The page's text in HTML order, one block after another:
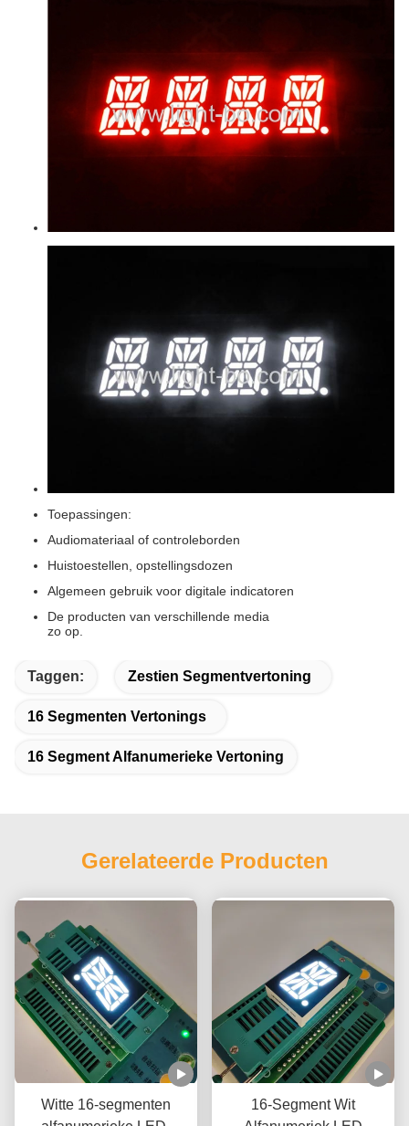
Toepassingen:
Audiomateriaal of controleborden
Huistoestellen, opstellingsdozen
Algemeen gebruik voor digitale indicatoren
De producten van verschillende media
zo op.
Taggen: Zestien Segmentvertoning
16 Segmenten Vertonings
16 Segment Alfanumerieke Vertoning
Gerelateerde Producten
Witte 16-segmenten
16-Segment Wit